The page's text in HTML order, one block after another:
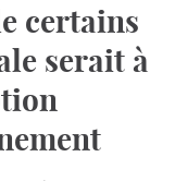
certains
serait à